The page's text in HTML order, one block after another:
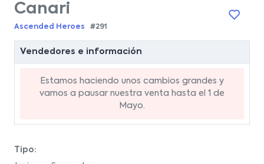
Canari
Ascended Heroes #291
Vendedores e información
Estamos haciendo unos cambios grandes y
vamos a pausar nuestra venta hasta el 1 de
Mayo.
Tipo: